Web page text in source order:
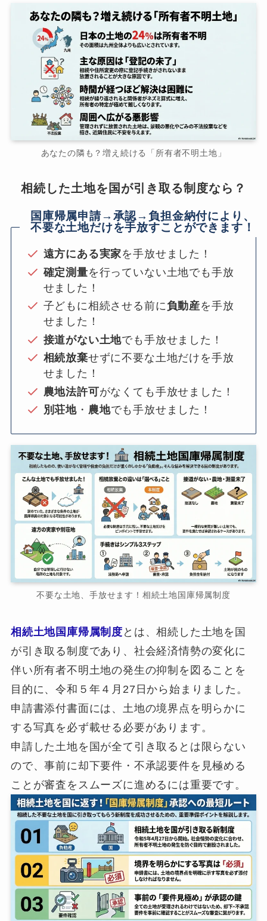
あなたの隣も？増え続ける「所有者不明土地」
相続した土地を国が引き取る制度なら？
国庫帰属申請→承認→負担金納付により、
不要な土地だけを手放すことができます！
遠方にある実家を手放せました！
確定測量を行っていない土地でも手放
せました！
子どもに相続させる前に負動産を手放
せました！
接道がない土地でも手放せました！
相続放棄せずに不要な土地だけを手放
せました！
農地法許可がなくても手放せました！
別荘地 ・ 農地でも手放せました！
不要な土地、手放せます！相続土地国庫帰属制度
相続土地国庫帰属制度 とは、相続した土地を国
が引き取る制度であり、社会経済情勢の変化に
伴い所有者不明土地の発生の抑制を図ることを
目的に、令和５年４月27日から始まりました。
申請書添付書面には、土地の境界点を明らかに
する写真を必ず載せる必要があります。
申請した土地を国が全て引き取るとは限らない
ので、事前に却下要件・不承認要件を見極める
ことが審査をスムーズに進めるには重要です。